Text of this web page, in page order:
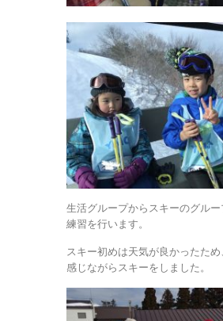
生活グループからスキーのグル
練習を行います。
スキー初めは天気が良かったた
感じながらスキーをしました。